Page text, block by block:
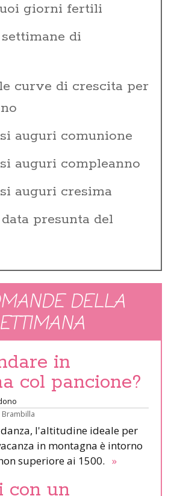
giorni fertili
di
curve di crescita per
auguri comunione
auguri compleanno
auguri cresima
presunta del
DELLA
in
col pancione?
l'altitudine ideale per
in montagna è intorno
superiore ai 1500. »
con un